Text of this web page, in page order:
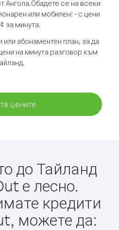
Ангола.Обадете се на всеки
или мобилен! - с цени
за минута.
или абонаментен план, за да
на минута разговор към
цените
до Тайланд
е лесно.
кредити
можете да: